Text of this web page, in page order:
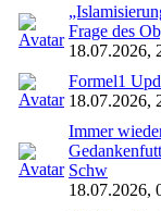
Frage des
18.07.2026,
Formel1
18.07.2026,
Immer
Schw
18.07.2026,